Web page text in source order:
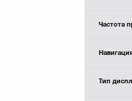
Частота
Тип